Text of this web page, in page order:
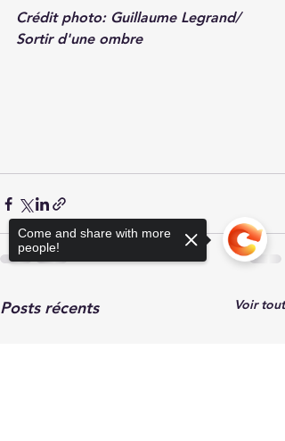
Crédit photo: Guillaume Legrand/
Sortir d'une ombre
Posts récents Voir tout
Come and share with more
people!